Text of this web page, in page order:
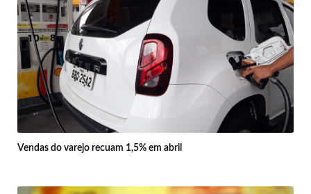
Vendas do varejo recuam 1,5% em abril